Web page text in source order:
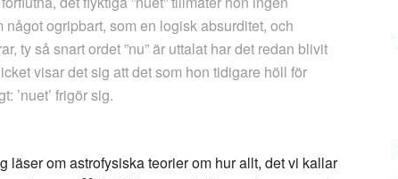
något ogripbart, som en logisk absurditet, och
ty så snart ordet ”nu” är uttalat har det redan blivit
visar det sig att det som hon tidigare höll för
’nuet’ frigör sig.
läser om astrofysiska teorier om hur allt, det vi kallar